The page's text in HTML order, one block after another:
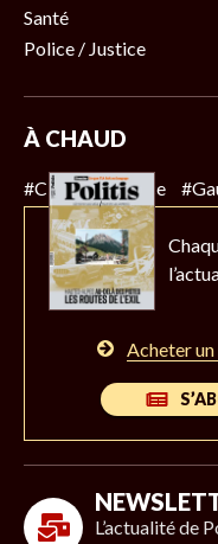
Santé
Police / Justice
À CHAUD
#Climat #Police
Acheter
L’actualité de